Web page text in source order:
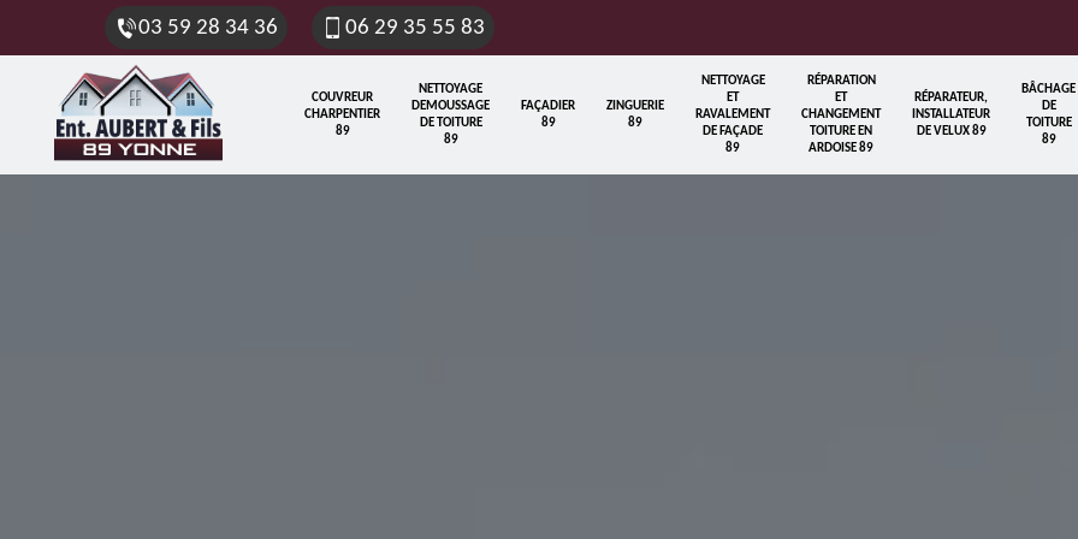
03 59 28 34 36 06 29 35 55 83
COUVREUR
CHARPENTIER
89
NETTOYAGE
DEMOUSSAGE
DE TOITURE
89
FAÇADIER
89
ZINGUERIE
89
NETTOYAGE
ET
RAVALEMENT
DE FAÇADE
89
RÉPARATION
ET
CHANGEMENT
TOITURE EN
ARDOISE 89
RÉPARATEUR,
INSTALLATEUR
DE VELUX 89
BÂCHAGE
DE
TOITURE
89